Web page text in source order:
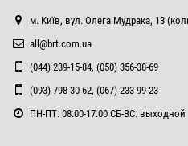
м. Київ, вул. Олега Мудрака, 13
all@brt.com.ua
(044) 239-15-84, (050) 356-38-69
(093) 798-30-62, (067) 233-99-23
ПН-ПТ: 08:00-17:00 СБ-ВС: выходной